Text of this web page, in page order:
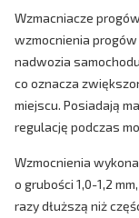
Wzmacniacze
wzmocnienia
nadwozia
co oznacza
miejscu. Posiadają
regulację podczas
Wzmocnienia
o grubości 1,0-1,2
razy dłuższą niż